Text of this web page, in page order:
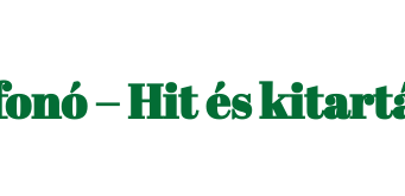
– Hit és